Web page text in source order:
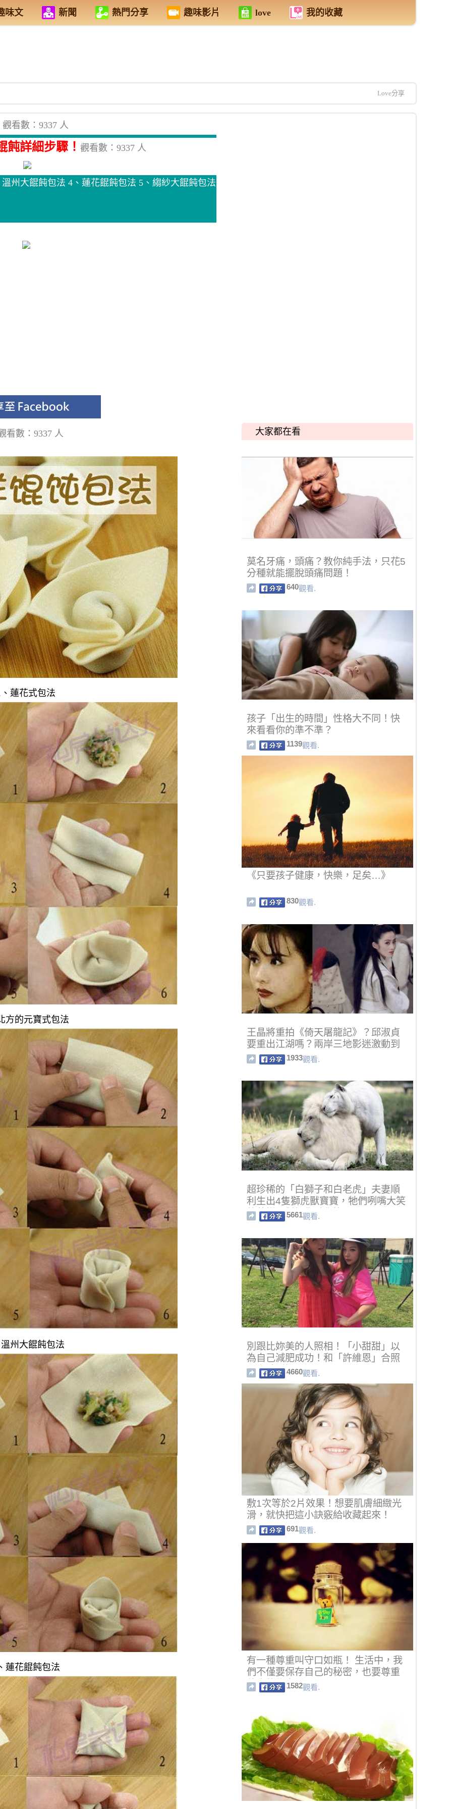
味文 新聞 熱門分享 趣味影片 love 我的收藏
Love分享
觀看數：9337 人
飩詳細步驟！ 觀看數：9337 人
州大餛飩包法 4、蓮花餛飩包法 5、縐紗大餛飩包法
看數：9337 人
蓮花式包法
方的元寶式包法
州大餛飩包法
蓮花餛飩包法
大家都在看
莫名牙痛，頭痛？教你純手法，只花5
分種就能擺脫頭痛問題！
640觀看.
孩子「出生的時間」性格大不同！快
來看看你的準不準？
1139觀看.
《只要孩子健康，快樂，足矣…》
830觀看.
王晶將重拍《倚天屠龍記》？邱淑貞
要重出江湖嗎？兩岸三地影迷激動到
暴動了... 1933觀看.
超珍稀的「白獅子和白老虎」夫妻順
利生出4隻獅虎獸寶寶，牠們咧嘴大笑
的萌樣絕對把你融化慘啊！
5661觀看.
別跟比妳美的人照相！「小甜甜」以
為自己減肥成功！和「許維恩」合照
馬上胖到爆！
4660觀看.
敷1次等於2片效果！想要肌膚細緻光
滑，就快把這小訣竅給收藏起來！
691觀看.
有一種尊重叫守口如瓶！ 生活中，我
們不僅要保存自己的秘密，也要尊重
他人的秘密。
1582觀看.